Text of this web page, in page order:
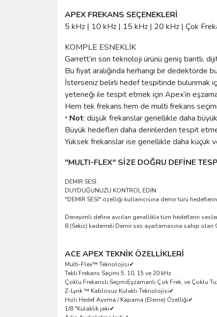
APEX FREKANS SEÇENEKLERİ
5 kHz | 10 kHz | 15 kHz | 20 kHz | Çok
KOMPLE ESNEKLİK
Garrett’in son teknoloji ürünü geniş bantlı,
Bu fiyat aralığında herhangi bir dedektörde
İsterseniz belirli hedef tespitinde bulunmak
yeteneği ile tespit etmek için Apex’in
Hem tek frekans hem de multi frekans
* Not: düşük frekanslar genellikle daha
Büyük hedefleri daha derinlerden tespit
Yüksek frekanslar ise genellikle daha küçük
"MULTI-FLEX" SİZE DOĞRU DEFİNE
DEMİR SESİ:
DUYDUĞUNUZU KONTROL EDİN
"DEMİR SESİ" özelliği kullanıcısına demir türü
Deneyimli define avcıları genellikle tüm hedeflerin
8 (Sekiz) kademeli Demir ses ayarlamasına sahip
ACE APEX TEKNİK ÖZELLİKLERİ
Multi-Flex™ Teknolojisi✔
Tekli Frekans Seçimi 5, 10, 15 ve 20 kHz
Çoklu Frekanslı SeçimiEşzamanlı Çok Frek. ve Çoklu
Z-Lynk ™ Kablosuz Kulaklı Teknolojisi✔
Hızlı Hedef Ayırma / Kapama (Eleme) Özelliği✔
1/8 "Kulaklık jakı✔